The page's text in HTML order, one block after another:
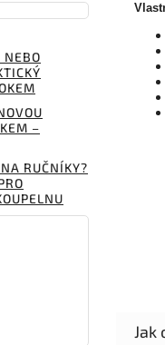
–
RUČNÍKY?